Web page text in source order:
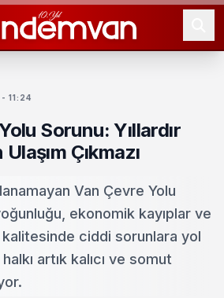
11:24
Sorunu: Yıllardır
Çıkmazı
Van Çevre Yolu
ekonomik kayıplar ve
ciddi sorunlara yol
artık kalıcı ve somut